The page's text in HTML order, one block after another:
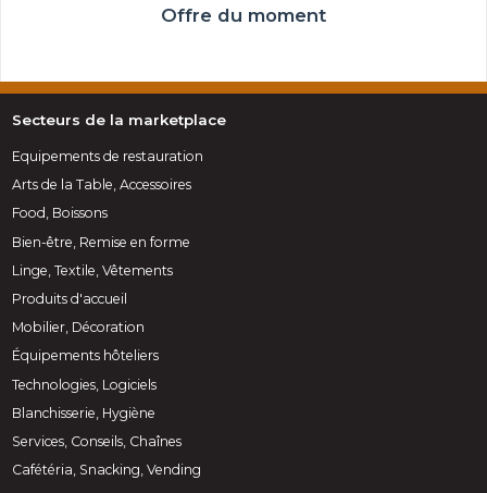
Offre du moment
Secteurs de la marketplace
Equipements de restauration
Arts de la Table, Accessoires
Food, Boissons
Bien-être, Remise en forme
Linge, Textile, Vêtements
Produits d'accueil
Mobilier, Décoration
Équipements hôteliers
Technologies, Logiciels
Blanchisserie, Hygiène
Services, Conseils, Chaînes
Cafétéria, Snacking, Vending